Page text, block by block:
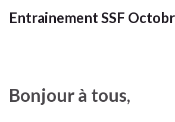
Entrainement SSF
Bonjour à tous,